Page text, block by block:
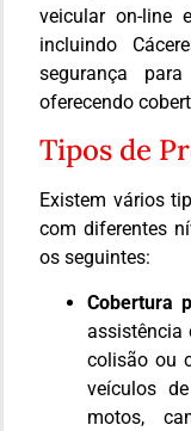
veicular on-line
incluindo
segurança
oferecendo
Tipos de
Existem vários
com diferentes
os seguintes:
Cobertura
assistência
colisão ou
veículos
motos,